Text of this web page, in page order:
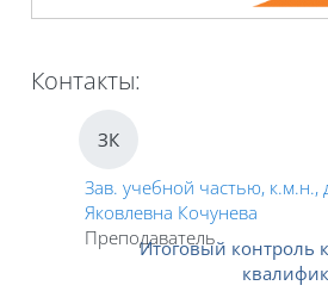
Контакты:
ЗК
Зав. учебной частью, к.м.н.,
Яковлевна Кочунева
Преподаватель
Итоговый контроль